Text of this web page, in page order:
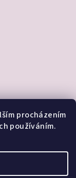
procházením
používáním.